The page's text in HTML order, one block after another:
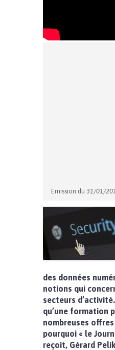
Emission du 31/01/
des données
notions qui
secteurs
qu’une formation
nombreuses offres
pourquoi « le
reçoit, Gérard